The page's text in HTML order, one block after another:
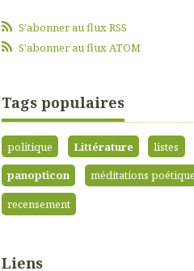
S'abonner au flux RSS
S'abonner au flux ATOM
Tags populaires
politique Littérature listes
panopticon
méditations
recensement
Liens